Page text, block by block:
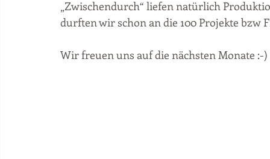
„Zwischendurch“ liefen natürlich
durften wir schon an die 100 Projekte bzw
Wir freuen uns auf die nächsten Monate :-)